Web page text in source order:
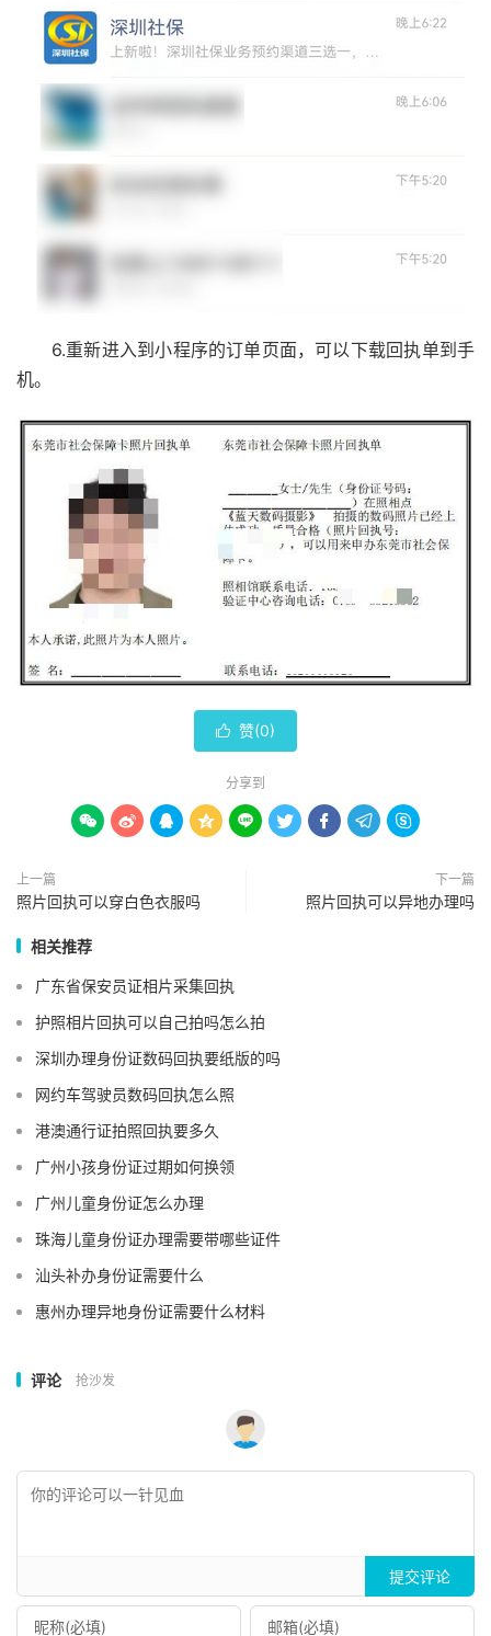
6.重新进入到小程序的订单页面，可以下载回执单到手
机。
 赞(0)
分享到
        
上一篇
照片回执可以穿白色衣服吗
下一篇
照片回执可以异地办理吗
相关推荐
广东省保安员证相片采集回执
护照相片回执可以自己拍吗怎么拍
深圳办理身份证数码回执要纸版的吗
网约车驾驶员数码回执怎么照
港澳通行证拍照回执要多久
广州小孩身份证过期如何换领
广州儿童身份证怎么办理
珠海儿童身份证办理需要带哪些证件
汕头补办身份证需要什么
惠州办理异地身份证需要什么材料
评论 抢沙发
提交评论